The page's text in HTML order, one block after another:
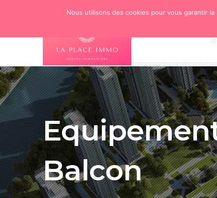
Balcon
Nous utilisons des cookies pour vous garantir